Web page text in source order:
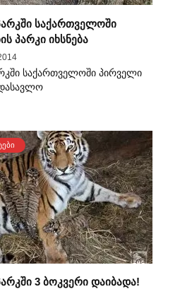
საქართველოში
პარკი იხსნება
საქართველოში პირველი
3 ბოკვერი დაიბადა!